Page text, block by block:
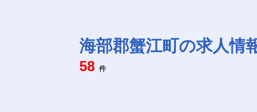
海部郡蟹江町の求人情
58 件